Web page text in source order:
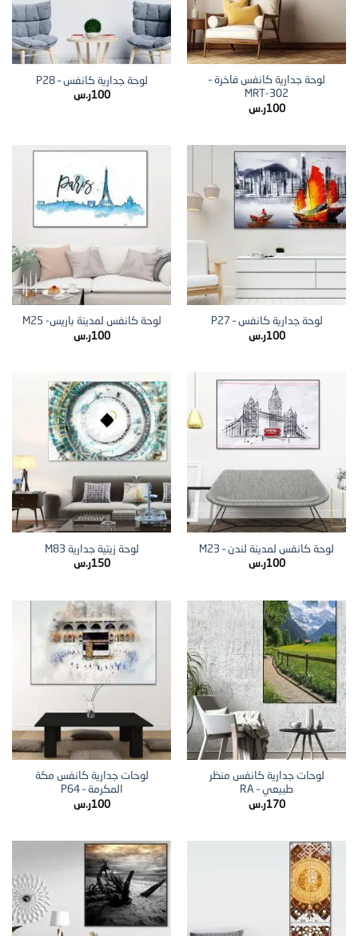
لوحة جدارية كانفس فاخرة –
MRT-302
100ر.س
لوحة جدارية كانفس – P28
100ر.س
لوحة جدارية كانفس – P27
100ر.س
لوحة كانفس لمدينة باريس- M25
100ر.س
لوحة كانفس لمدينة لندن – M23
100ر.س
لوحة زيتية جدارية M83
150ر.س
لوحات جدارية كانفس منظر
طبيعي – RA
170ر.س
لوحات جدارية كانفس مكة
المكرمة – P64
100ر.س